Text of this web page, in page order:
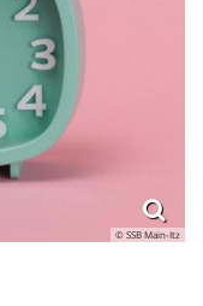
© SSB Main-Itz